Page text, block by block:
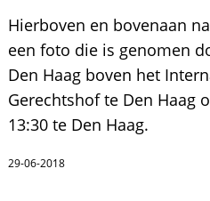
Hierboven en bovenaan
een foto die is genomen
Den Haag boven het
Gerechtshof te Den Haag
13:30 te Den Haag.
29-06-2018